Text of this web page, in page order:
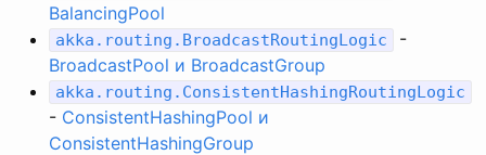
BalancingPool
akka.routing.BroadcastRoutingLogic
-
BroadcastPool и BroadcastGroup
akka.routing.ConsistentHashingRoutingLogic
- ConsistentHashingPool и
ConsistentHashingGroup